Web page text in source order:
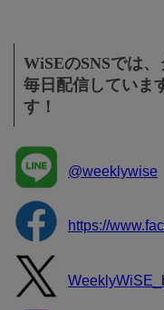
WiSEのSNSでは
毎日配信していま
す！
@weeklywise
https://